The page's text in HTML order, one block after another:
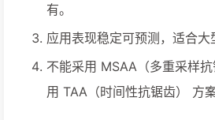
有。
应用表现稳定可预测，适合大
不能采用 MSAA（多重采样
用 TAA（时间性抗锯齿） 方